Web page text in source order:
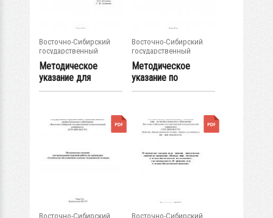
Восточно-Сибирский
государственный
университет...
Методическое
указание для
выполнения
Восточно-Сибирский
государственный
университет...
Методическое
указание по
проведению
Восточно-Сибирский
Восточно-Сибирский